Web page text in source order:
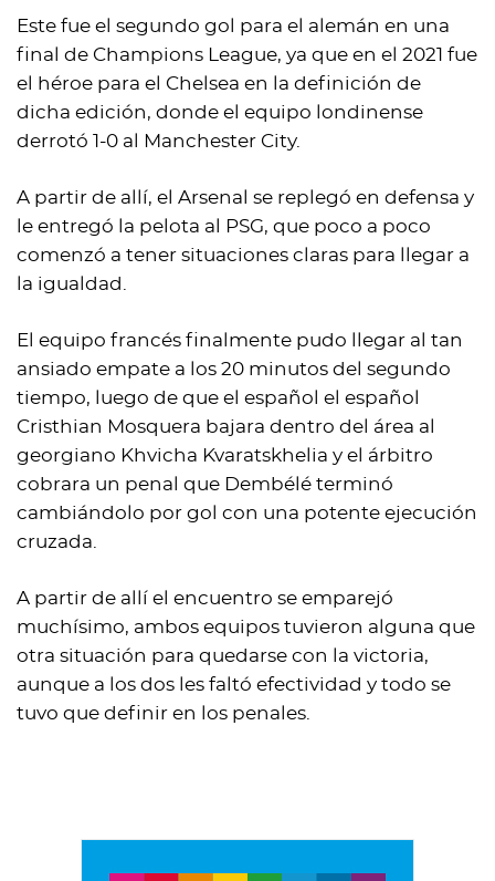
Este fue el segundo gol para el alemán en una
final de Champions League, ya que en el 2021 fue
el héroe para el Chelsea en la definición de
dicha edición, donde el equipo londinense
derrotó 1-0 al Manchester City.
A partir de allí, el Arsenal se replegó en defensa y
le entregó la pelota al PSG, que poco a poco
comenzó a tener situaciones claras para llegar a
la igualdad.
El equipo francés finalmente pudo llegar al tan
ansiado empate a los 20 minutos del segundo
tiempo, luego de que el español el español
Cristhian Mosquera bajara dentro del área al
georgiano Khvicha Kvaratskhelia y el árbitro
cobrara un penal que Dembélé terminó
cambiándolo por gol con una potente ejecución
cruzada.
A partir de allí el encuentro se emparejó
muchísimo, ambos equipos tuvieron alguna que
otra situación para quedarse con la victoria,
aunque a los dos les faltó efectividad y todo se
tuvo que definir en los penales.